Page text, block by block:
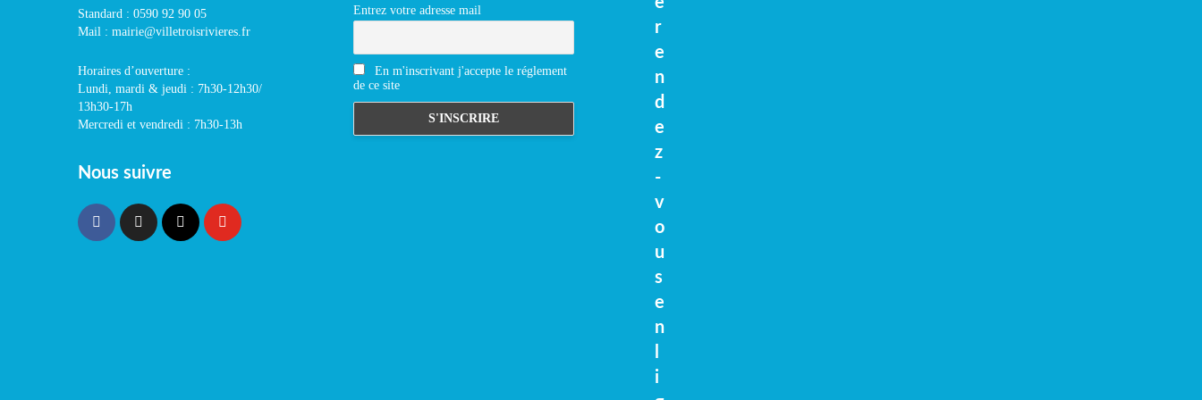
Standard : 0590 92 90 05
Mail : mairie@villetroisrivieres.fr
Horaires d’ouverture :
Lundi, mardi & jeudi : 7h30-12h30/
13h30-17h
Mercredi et vendredi : 7h30-13h
Nous suivre
Entrez votre adresse mail
En m'inscrivant j'accepte le réglement
de ce site
r
e
n
d
e
z
-
v
o
u
s
e
n
i